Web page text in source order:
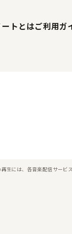
トとはご利用ガ
生には、各音楽配信サービ